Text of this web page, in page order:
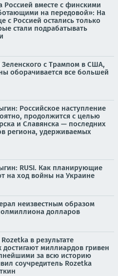
Россией вместе с финскими
на передовой»: На
с Россией остались только
стали подрабатывать
Зеленского с Трампом в США,
оборачивается все большей
Российское наступление
продолжится с целью
и Славянска — последних
региона, удерживаемых
RUSI. Как планирующие
на ход войны на Украине
неизвестным образом
долларов
в результате
достигают миллиардов гривен
за всю историю
соучредитель Rozetka